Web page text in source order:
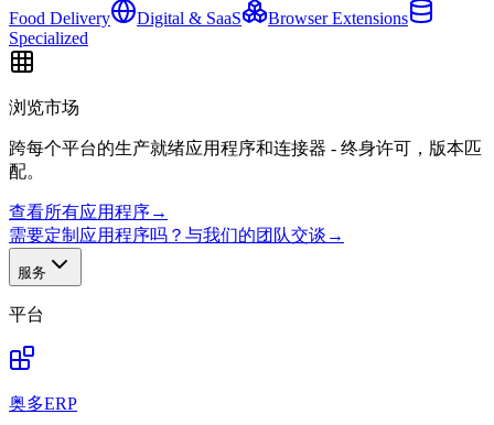
Food Delivery
Digital & SaaS
Browser Extensions
Specialized
浏览市场
跨每个平台的生产就绪应用程序和连接器 - 终身许可，版本匹
配。
查看所有应用程序→
需要定制应用程序吗？与我们的团队交谈 →
服务
平台
奥多ERP